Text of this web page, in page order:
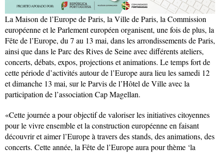
La Maison de l’Europe de Paris, la Ville de Paris, la Commission
européenne et le Parlement européen organisent, une fois de plus, la
Fête de l’Europe, du 7 au 13 mai, dans les arrondissements de Paris,
ainsi que dans le Parc des Rives de Seine avec différents ateliers,
concerts, débats, expos, projections et animations. Le temps fort de
cette période d’activités autour de l’Europe aura lieu les samedi 12
et dimanche 13 mai, sur le Parvis de l’Hôtel de Ville avec la
participation de l’association Cap Magellan.
«Cette journée a pour objectif de valoriser les initiatives citoyennes
pour le vivre ensemble et la construction européenne en faisant
découvrir et aimer l’Europe à travers des stands, des animations, des
concerts. Cette année, la Fête de l’Europe aura pour thème ‘la